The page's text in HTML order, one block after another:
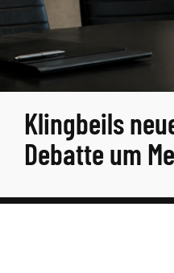
Klingbeils
Debatte um